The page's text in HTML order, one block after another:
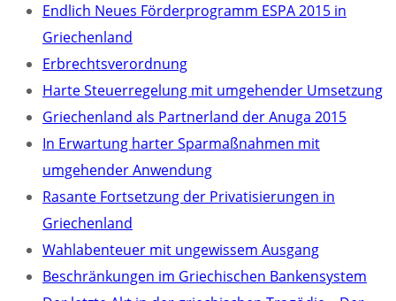
Endlich Neues Förderprogramm ESPA 2015 in
Griechenland
Erbrechtsverordnung
Harte Steuerregelung mit umgehender Umsetzung
Griechenland als Partnerland der Anuga 2015
In Erwartung harter Sparmaßnahmen mit
umgehender Anwendung
Rasante Fortsetzung der Privatisierungen in
Griechenland
Wahlabenteuer mit ungewissem Ausgang
Beschränkungen im Griechischen Bankensystem